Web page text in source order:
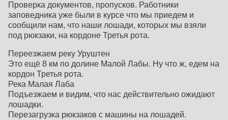
Проверка документов, пропусков. Работники
заповедника уже были в курсе что мы приедем и
сообщили нам, что наши лошади, которых мы взяли
под рюкзаки, на кордоне Третья рота.
Переезжаем реку Уруштен
Это ещё 8 км по долине Малой Лабы. Ну что ж, едем на
кордон Третья рота.
Река Малая Лаба
Подъезжаем и видим, что нас действительно ожидают
лошадки.
Перезагрузка рюкзаков с машины на лошадей.